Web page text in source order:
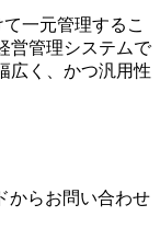
一元管理するこ
営管理システムで
広く、かつ汎用性
からお問い合わせ